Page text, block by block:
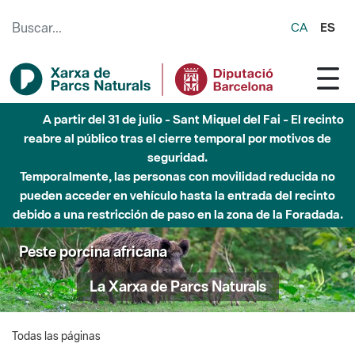
CA ES
A partir del 31 de julio - Sant Miquel del Fai - El recinto
reabre al público tras el cierre temporal por motivos de
seguridad.
Temporalmente, las personas con movilidad reducida no
pueden acceder en vehículo hasta la entrada del recinto
debido a una restricción de paso en la zona de la Foradada.
Peste porcina africana
La Xarxa de Parcs Naturals
Todas las páginas